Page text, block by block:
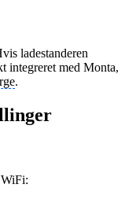
ladestanderen
integreret med Monta,
.